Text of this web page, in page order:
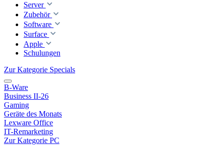
Server
Zubehör
Software
Surface
Apple
Schulungen
Zur Kategorie Specials
B-Ware
Business II-26
Gaming
Geräte des Monats
Lexware Office
IT-Remarketing
Zur Kategorie PC